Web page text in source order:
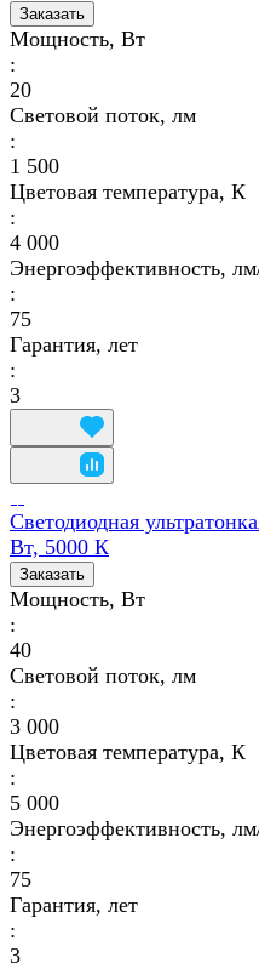
Заказать
Мощность, Вт
:
20
Световой поток, лм
:
1 500
Цветовая температура, К
:
4 000
Энергоэффективность,
:
75
Гарантия, лет
:
3
Светодиодная
Вт, 5000 К
Заказать
Мощность, Вт
:
40
Световой поток, лм
:
3 000
Цветовая температура, К
:
5 000
Энергоэффективность,
:
75
Гарантия, лет
:
3